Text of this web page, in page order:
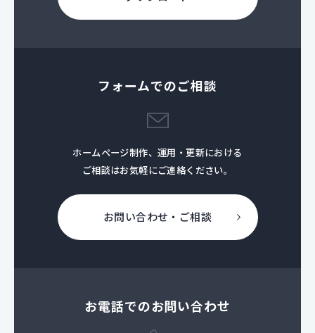
フォームでのご相談
ホームページ制作、運用・更新における
ご相談はお気軽にご連絡ください。
お問い合わせ・ご相談
お電話でのお問い合わせ